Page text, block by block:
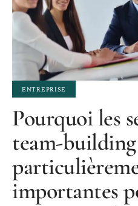
ENTREPRISE
Pourquoi les
team-
importantes